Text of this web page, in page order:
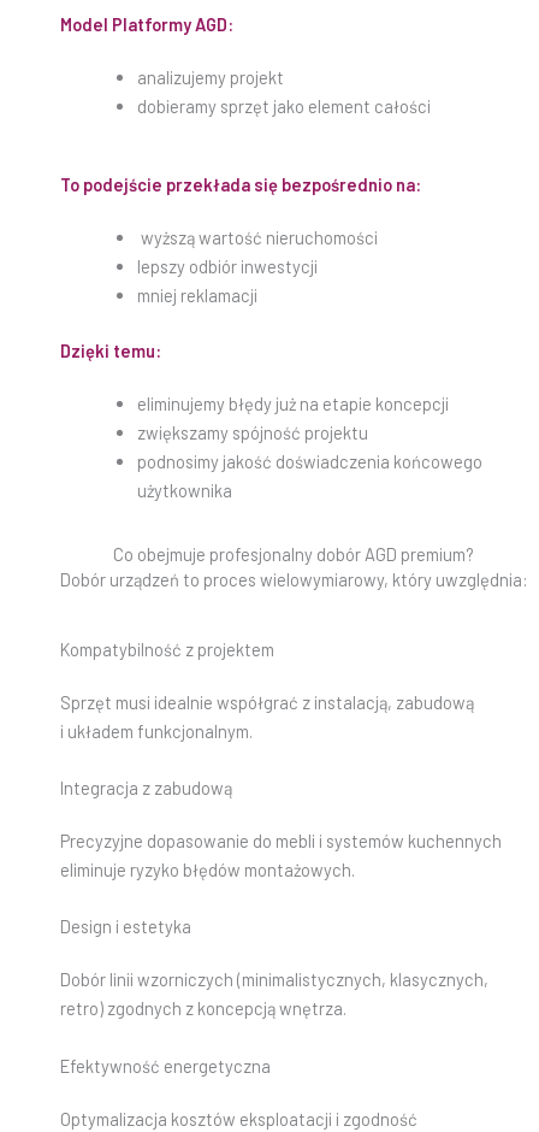
Model Platformy AGD:
analizujemy projekt
dobieramy sprzęt jako element całości
To podejście przekłada się bezpośrednio na:
wyższą wartość nieruchomości
lepszy odbiór inwestycji
mniej reklamacji
Dzięki temu:
eliminujemy błędy już na etapie koncepcji
zwiększamy spójność projektu
podnosimy jakość doświadczenia końcowego
użytkownika
Co obejmuje profesjonalny dobór AGD premium?
Dobór urządzeń to proces wielowymiarowy, który uwzględnia:
Kompatybilność z projektem
Sprzęt musi idealnie współgrać z instalacją, zabudową
i układem funkcjonalnym.
Integracja z zabudową
Precyzyjne dopasowanie do mebli i systemów kuchennych
eliminuje ryzyko błędów montażowych.
Design i estetyka
Dobór linii wzorniczych (minimalistycznych, klasycznych,
retro) zgodnych z koncepcją wnętrza.
Efektywność energetyczna
Optymalizacja kosztów eksploatacji i zgodność